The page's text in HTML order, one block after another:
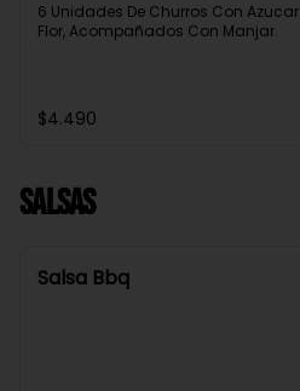
6 Unidades De Churros Con Azucar
Flor, Acompañados Con Manjar.
$4.490
Salsas
Salsa Bbq